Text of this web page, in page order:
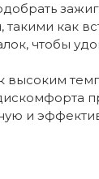
как
чтобы
высоким
и